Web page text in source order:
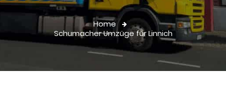
Home
Schumacher Umzüge für Linnich